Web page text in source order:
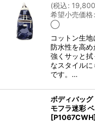
(税込: 19,800
希望小売価格:
◯
コットン生地
防水性を高め
強くサッと
なスタイル
です。…
ボディバッグ
モフラ迷彩
[P1067CWH